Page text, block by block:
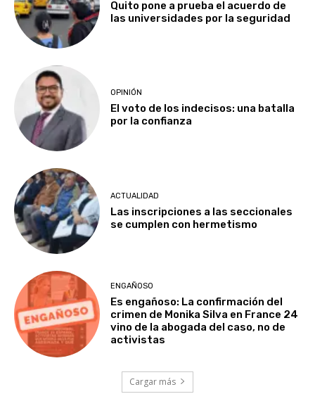
Quito pone a prueba el acuerdo de
las universidades por la seguridad
OPINIÓN
El voto de los indecisos: una batalla
por la confianza
ACTUALIDAD
Las inscripciones a las seccionales
se cumplen con hermetismo
ENGAÑOSO
Es engañoso: La confirmación del
crimen de Monika Silva en France 24
vino de la abogada del caso, no de
activistas
Cargar más